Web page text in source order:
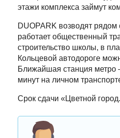
этажи комплекса займут
DUOPARK возводят рядом
работает общественный
строительство школы, в
Кольцевой автодороге
Ближайшая станция метро
минут на личном
Срок сдачи «Цветной